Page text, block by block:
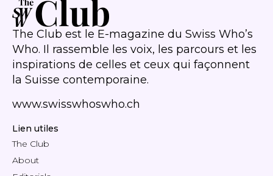
The Club est le E-magazine du Swiss Who’s
Who. Il rassemble les voix, les parcours et les
inspirations de celles et ceux qui façonnent
la Suisse contemporaine.
www.swisswhoswho.ch
Lien utiles
The Club
About